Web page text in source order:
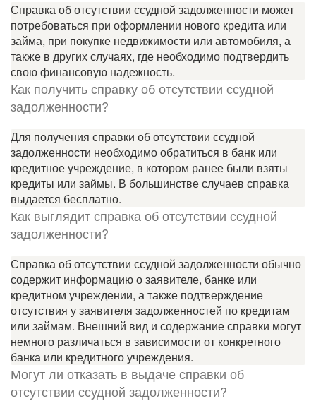
Справка об отсутствии ссудной задолженности может
потребоваться при оформлении нового кредита или
займа, при покупке недвижимости или автомобиля, а
также в других случаях, где необходимо подтвердить
свою финансовую надежность.
Как получить справку об отсутствии ссудной
задолженности?
Для получения справки об отсутствии ссудной
задолженности необходимо обратиться в банк или
кредитное учреждение, в котором ранее были взяты
кредиты или займы. В большинстве случаев справка
выдается бесплатно.
Как выглядит справка об отсутствии ссудной
задолженности?
Справка об отсутствии ссудной задолженности обычно
содержит информацию о заявителе, банке или
кредитном учреждении, а также подтверждение
отсутствия у заявителя задолженностей по кредитам
или займам. Внешний вид и содержание справки могут
немного различаться в зависимости от конкретного
банка или кредитного учреждения.
Могут ли отказать в выдаче справки об
отсутствии ссудной задолженности?